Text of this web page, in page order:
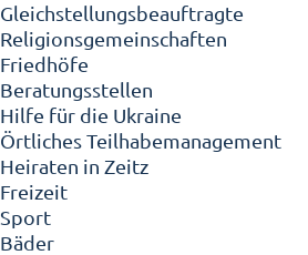
Gleichstellungsbeauftragte
Religionsgemeinschaften
Friedhöfe
Beratungsstellen
Hilfe für die Ukraine
Örtliches Teilhabemanagement
Heiraten in Zeitz
Freizeit
Sport
Bäder